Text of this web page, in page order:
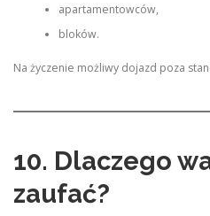
apartamentowców,
bloków.
Na życzenie możliwy dojazd poza
10. Dlaczego
zaufać?